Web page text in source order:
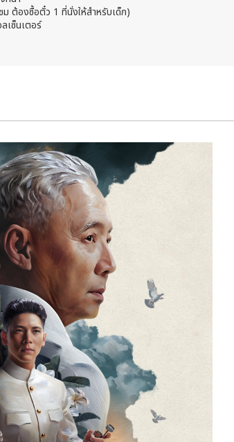
ม ต้องซื้อตั๋ว 1 ที่นั่งให้สำหรับเด็ก)
เซ็นเตอร์